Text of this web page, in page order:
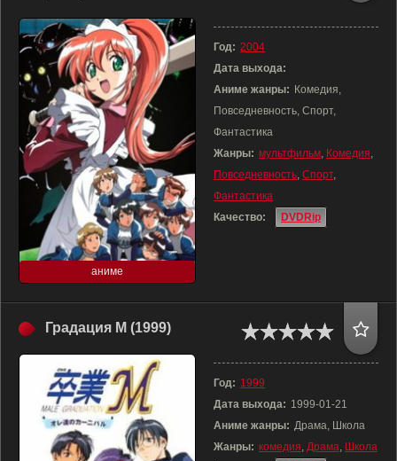
аниме
Год: 2004
Дата выхода:
Аниме жанры: Комедия,
Повседневность, Спорт,
Фантастика
Жанры: мультфильм, Комедия,
Повседневность, Спорт,
Фантастика
Качество:
DVDRip
Градация М (1999)
Год: 1999
Дата выхода: 1999-01-21
Аниме жанры: Драма, Школа
Жанры: комедия, Драма, Школа